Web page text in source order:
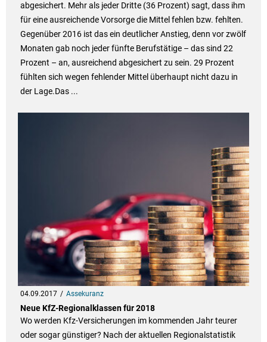
abgesichert. Mehr als jeder Dritte (36 Prozent) sagt, dass ihm
für eine ausreichende Vorsorge die Mittel fehlen bzw. fehlten.
Gegenüber 2016 ist das ein deutlicher Anstieg, denn vor zwölf
Monaten gab noch jeder fünfte Berufstätige – das sind 22
Prozent – an, ausreichend abgesichert zu sein. 29 Prozent
fühlten sich wegen fehlender Mittel überhaupt nicht dazu in
der Lage.Das ...
04.09.2017 Assekuranz
Neue KfZ-Regionalklassen für 2018
Wo werden Kfz-Versicherungen im kommenden Jahr teurer
oder sogar günstiger? Nach der aktuellen Regionalstatistik